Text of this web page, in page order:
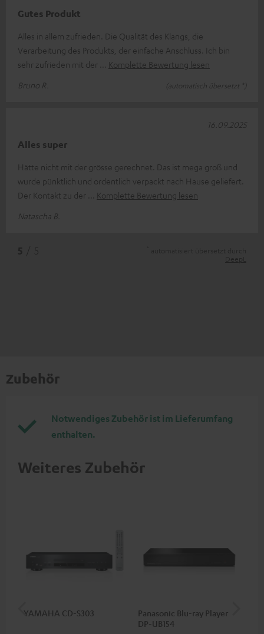
Gutes Produkt
Alles in allem zufrieden. Die Qualität des Klangs, die
Verarbeitung des Produkts, der einfache Anschluss. Ich bin
sehr zufrieden mit der
Komplette Bewertung lesen
Bruno R.
(automatisch übersetzt *)
Alles super
Hätte nicht mit der grösse gerechnet. Das ist mega groß und
wurde pünktlich und ordentlich verpackt nach Hause geliefert.
Der Kontakt zu der
Komplette Bewertung lesen
Natascha B.
16.09.2025
Zubehör
Notwendiges Zubehör ist im Lieferumfang
enthalten.
Weiteres Zubehör
YAMAHA CD-S303
Panasonic Blu-ray Player
DP-UB154